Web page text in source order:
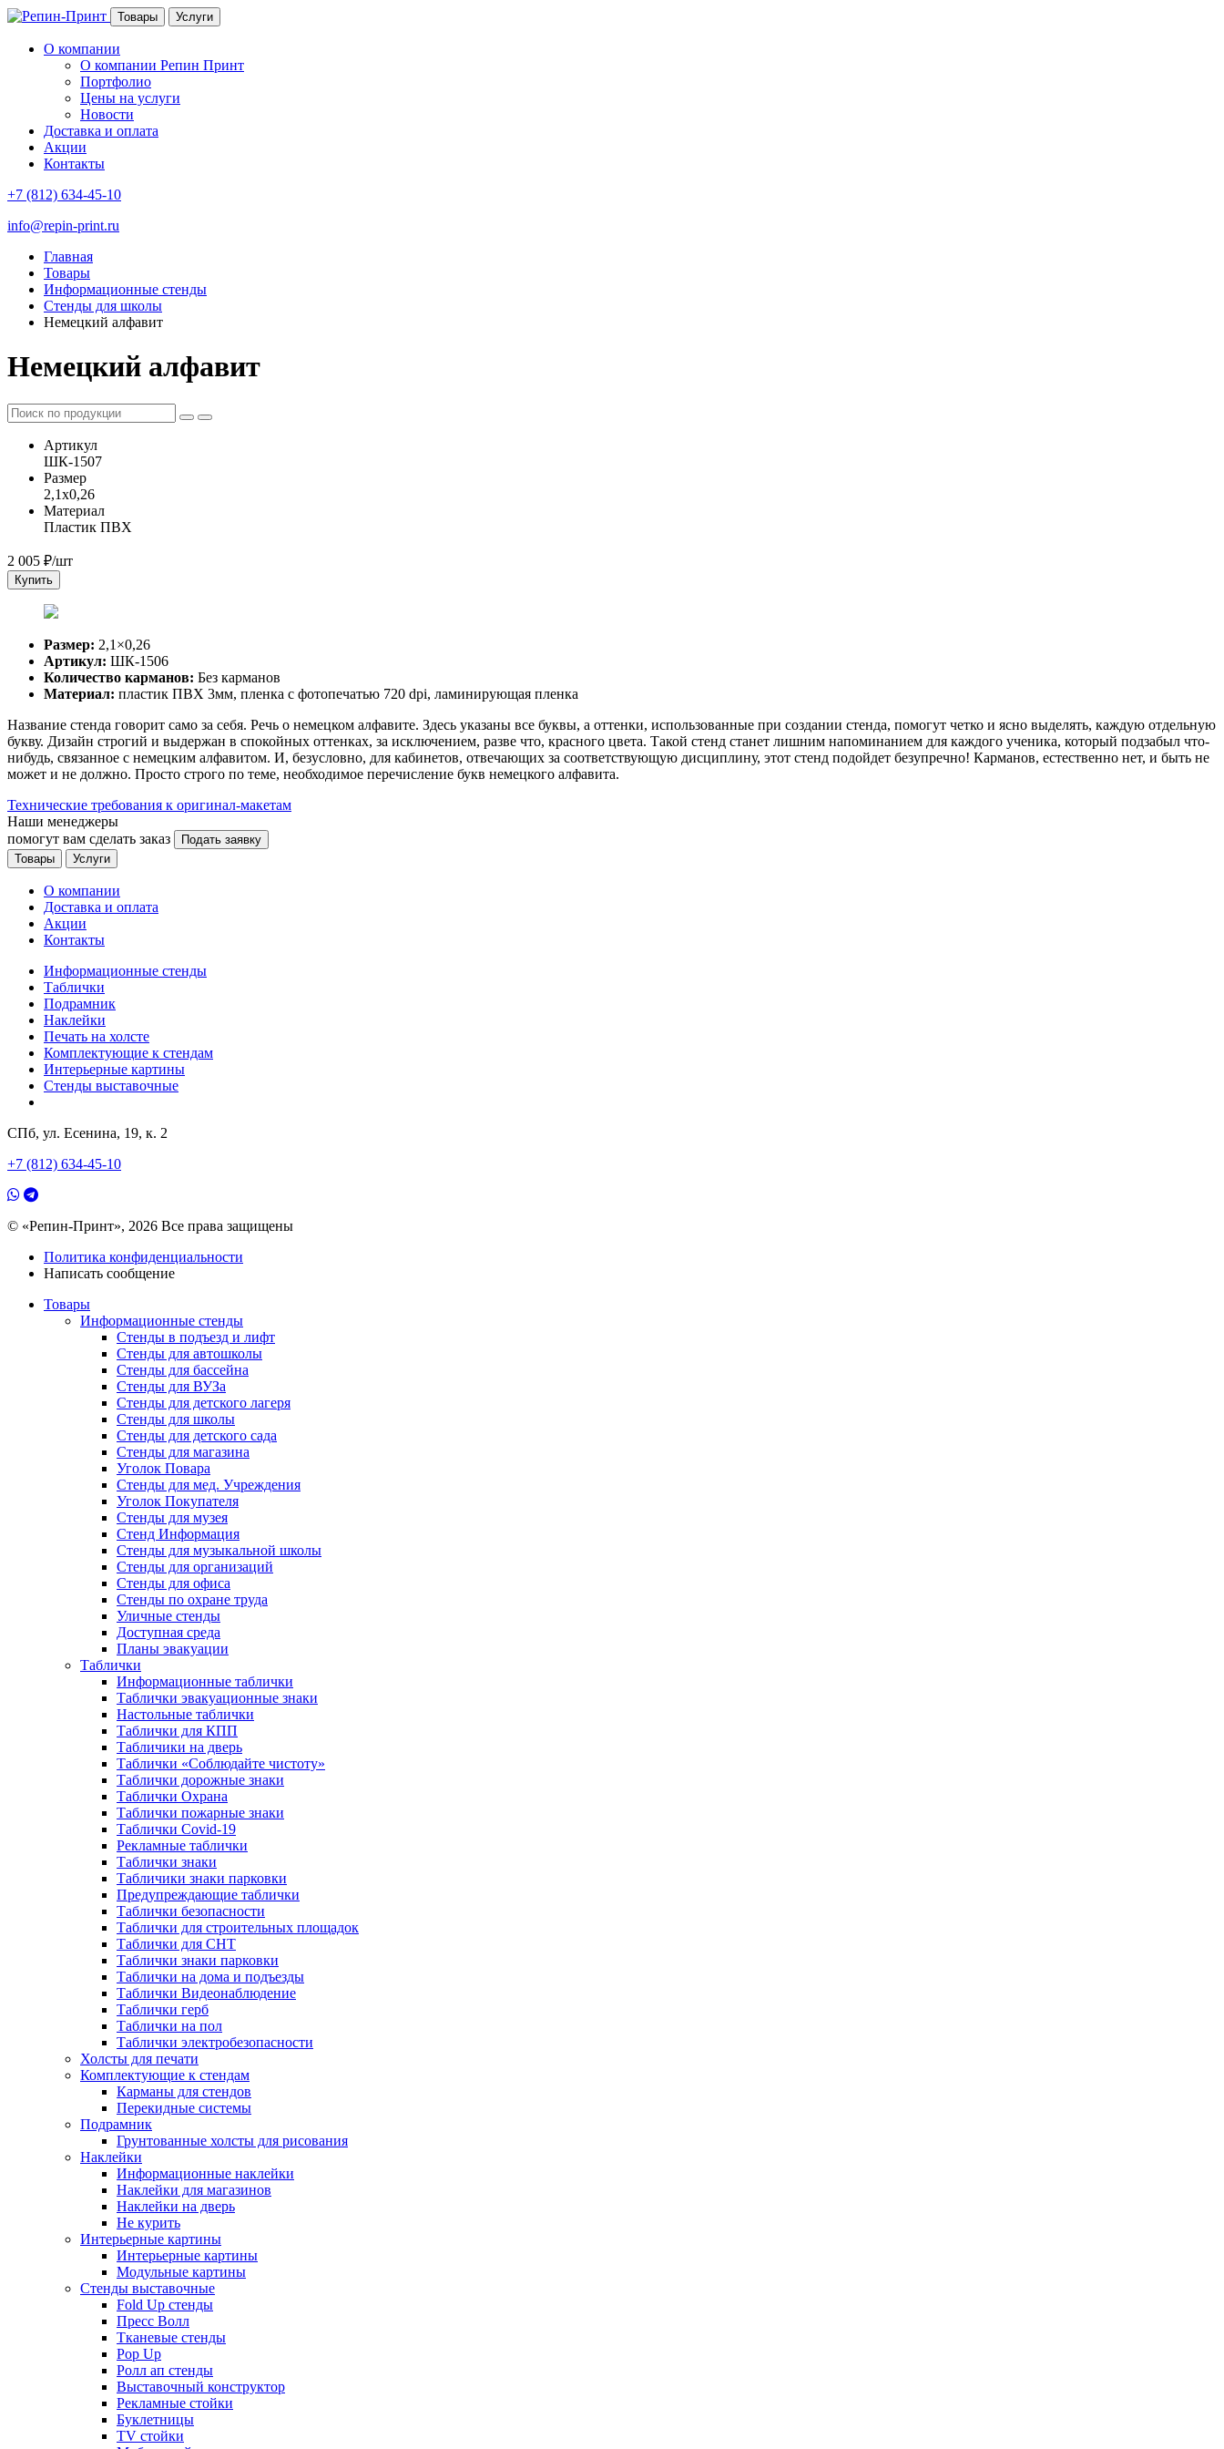
Товары Услуги
О компании
О компании Репин Принт
Портфолио
Цены на услуги
Новости
Доставка и оплата
Акции
Контакты
+7 (812) 634-45-10
info@repin-print.ru
Главная
Товары
Информационные стенды
Стенды для школы
Немецкий алфавит
Немецкий алфавит
Артикул
ШК-1507
Размер
2,1x0,26
Материал
Пластик ПВХ
2 005 ₽/шт
Купить
Размер: 2,1×0,26
Артикул: ШК-1506
Количество карманов: Без карманов
Материал: пластик ПВХ 3мм, пленка с фотопечатью 720 dpi, ламинирующая пленка
Название стенда говорит само за себя. Речь о немецком алфавите. Здесь указаны все буквы, а оттенки, использованные при создании стенда, помогут четко и ясно выделять, каждую отдельную
букву. Дизайн строгий и выдержан в спокойных оттенках, за исключением, разве что, красного цвета. Такой стенд станет лишним напоминанием для каждого ученика, который подзабыл что-
нибудь, связанное с немецким алфавитом. И, безусловно, для кабинетов, отвечающих за соответствующую дисциплину, этот стенд подойдет безупречно! Карманов, естественно нет, и быть не
может и не должно. Просто строго по теме, необходимое перечисление букв немецкого алфавита.
Технические требования к оригинал-макетам
Наши менеджеры
помогут вам сделать заказ
Подать заявку
Товары
Услуги
О компании
Доставка и оплата
Акции
Контакты
Информационные стенды
Таблички
Подрамник
Наклейки
Печать на холсте
Комплектующие к стендам
Интерьерные картины
Стенды выставочные
СПб, ул. Есенина, 19, к. 2
+7 (812) 634-45-10
© «Репин-Принт», 2026 Все права защищены
Политика конфиденциальности
Написать сообщение
Товары
Информационные стенды
Стенды в подъезд и лифт
Стенды для автошколы
Стенды для бассейна
Стенды для ВУЗа
Стенды для детского лагеря
Стенды для школы
Стенды для детского сада
Стенды для магазина
Уголок Повара
Стенды для мед. Учреждения
Уголок Покупателя
Стенды для музея
Стенд Информация
Стенды для музыкальной школы
Стенды для организаций
Стенды для офиса
Стенды по охране труда
Уличные стенды
Доступная среда
Планы эвакуации
Таблички
Информационные таблички
Таблички эвакуационные знаки
Настольные таблички
Таблички для КПП
Табличики на дверь
Таблички «Соблюдайте чистоту»
Таблички дорожные знаки
Таблички Охрана
Таблички пожарные знаки
Таблички Covid-19
Рекламные таблички
Таблички знаки
Табличики знаки парковки
Предупреждающие таблички
Таблички безопасности
Таблички для строительных площадок
Таблички для СНТ
Таблички знаки парковки
Таблички на дома и подъезды
Таблички Видеонаблюдение
Таблички герб
Таблички на пол
Таблички электробезопасности
Холсты для печати
Комплектующие к стендам
Карманы для стендов
Перекидные системы
Подрамник
Грунтованные холсты для рисования
Наклейки
Информационные наклейки
Наклейки для магазинов
Наклейки на дверь
Не курить
Интерьерные картины
Интерьерные картины
Модульные картины
Стенды выставочные
Fold Up стенды
Пресс Волл
Тканевые стенды
Pop Up
Ролл ап стенды
Выставочный конструктор
Рекламные стойки
Буклетницы
TV стойки